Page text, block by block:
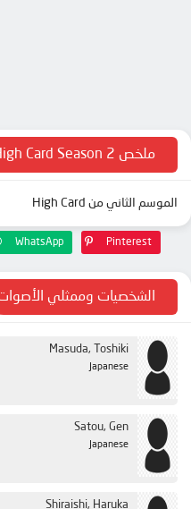
ملخص High Card Season 2
الموسم الثاني من High Card
WhatsApp Pinterest
الشخصيات وممثلي
Masuda, Toshiki
Japanese
Satou, Gen
Japanese
Shiraishi, Haruka